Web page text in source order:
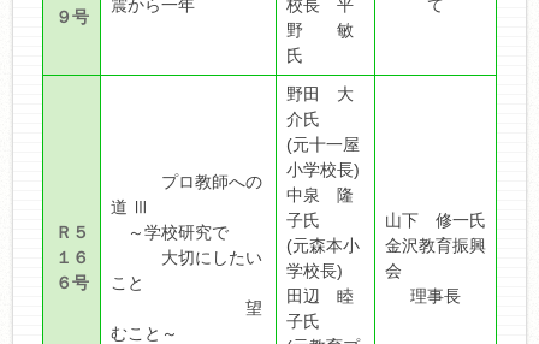
９号
震から一年
校長 平
野 敏
氏
て
Ｒ５
１６
６号
プロ教師への
道 Ⅲ
～学校研究で
大切にしたい
こと
望
むこと～
野田 大
介氏
(元十一屋
小学校長)
中泉 隆
子氏
(元森本小
学校長)
田辺 睦
子氏
山下 修一氏
金沢教育振興
会
理事長